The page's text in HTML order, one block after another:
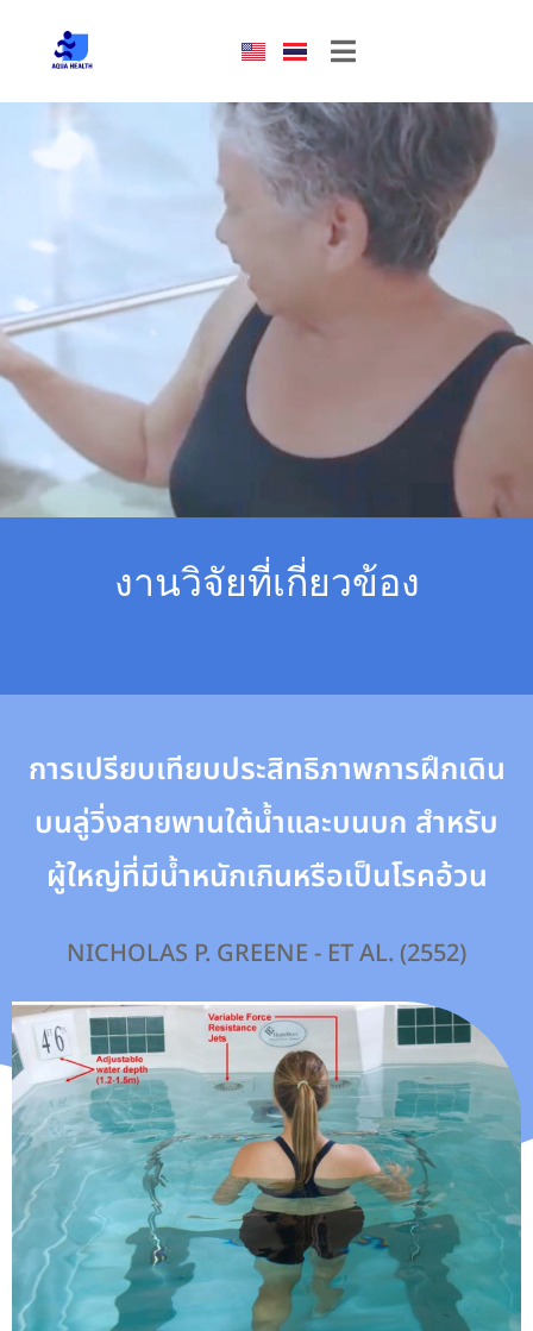
งานวิจัยที่เกี่ยวข้อง
การเปรียบเทียบประสิทธิภาพการฝึกเดิน
บนลู่วิ่งสายพานใต้น้ำและบนบก สำหรับ
ผู้ใหญ่ที่มีน้ำหนักเกินหรือเป็นโรคอ้วน
NICHOLAS P. GREENE - ET AL. (2552)